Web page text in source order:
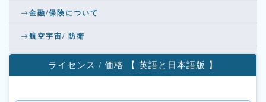
金融/保険について
航空宇宙/ 防衛
ライセンス / 価格 【 英語と日本語版 】